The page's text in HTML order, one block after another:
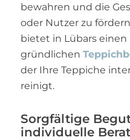
bewahren und die
oder Nutzer zu
bietet in Lübars
gründlichen
der Ihre Teppiche
reinigt.
Sorgfältige
individuelle